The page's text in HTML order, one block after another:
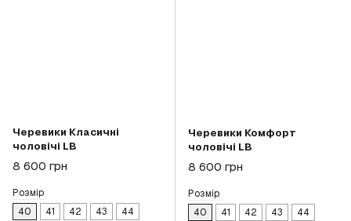
Черевики Класичні
чоловічі LB
8 600 грн
Розмір
40
41 42 43 44
Черевики Комфорт
чоловічі LB
8 600 грн
Розмір
40
41 42 43 44